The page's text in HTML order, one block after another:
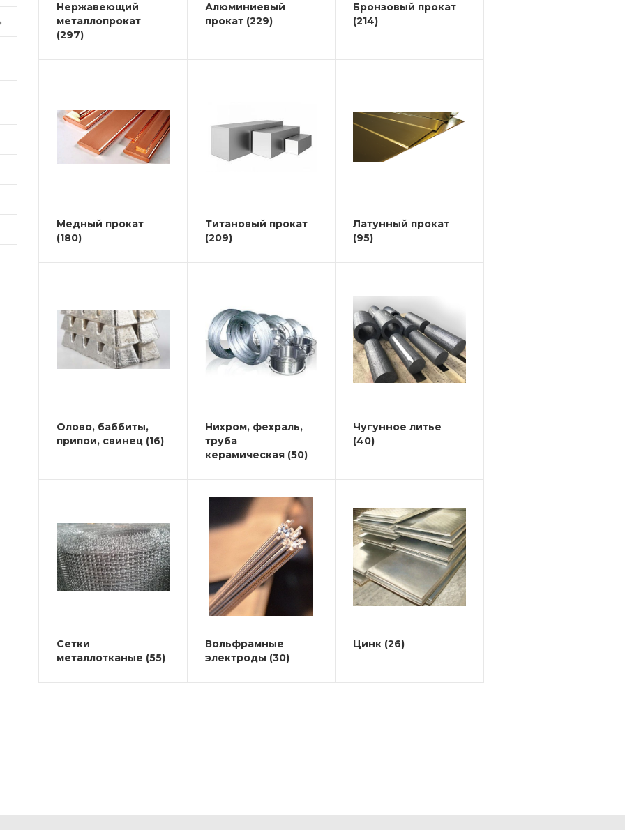
Нержавеющий
металлопрокат
(297)
Алюминиевый
прокат (229)
Бронзовый прокат
(214)
Медный прокат
(180)
Титановый прокат
(209)
Латунный прокат
(95)
Олово, баббиты,
припои, свинец (16)
Нихром, фехраль,
труба
керамическая (50)
Чугунное литье
(40)
Сетки
металлотканые (55)
Вольфрамные
электроды (30)
Цинк (26)